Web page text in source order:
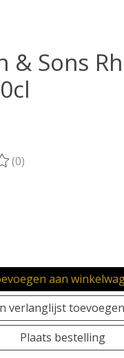
& Sons
van dit product is
(0)
aan
verlanglijst toevoegen
Plaats bestelling